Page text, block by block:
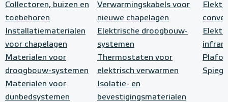
Collectoren, buizen en
toebehoren
Installatiematerialen
voor chapelagen
Materialen voor
droogbouw-systemen
Materialen voor
dunbedsystemen
Verwarmingskabels voor
nieuwe chapelagen
Elektrische droogbouw-
systemen
Thermostaten voor
elektrisch verwarmen
Isolatie- en
bevestigingsmaterialen